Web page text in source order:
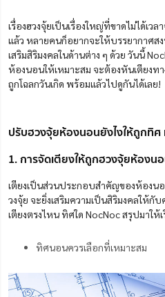
เรื่องฮวงจุ้ยเป็นเรื่องใหญ่ที่ขาดไม่ได้เว
แล้ว หลายคนก็อยากจะให้บรรยากาศ
เสริมสิริมงคลในด้านต่าง ๆ ด้วย วันนี้
ห้องนอนให้เหมาะสม จะต้องหันเตียงท
ถูกโฉลกวันเกิด พร้อมแล้วไปดูกันได้เลย!
ปรับฮวงจุ้ยห้องนอนยังไงให้ถูกทิศ
1. การจัดเตียงให้ถูกฮวงจุ้ยห้องน
เตียงเป็นส่วนประกอบสำคัญของห้องน
วงจุ้ย จะยิ่งเสริมความเป็นสิริมงคลให้กั
เตียงตรงไหน ทิศใด NocNoc สรุปมาให้
ทิศนอนควรเลือกที่เหมาะสม